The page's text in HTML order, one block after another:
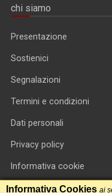
chi siamo
Presentazione
Sostienici
Segnalazioni
Termini e condizioni
Dati personali
Privacy policy
Informativa cookie
RSS feed
Informativa Cookies ai